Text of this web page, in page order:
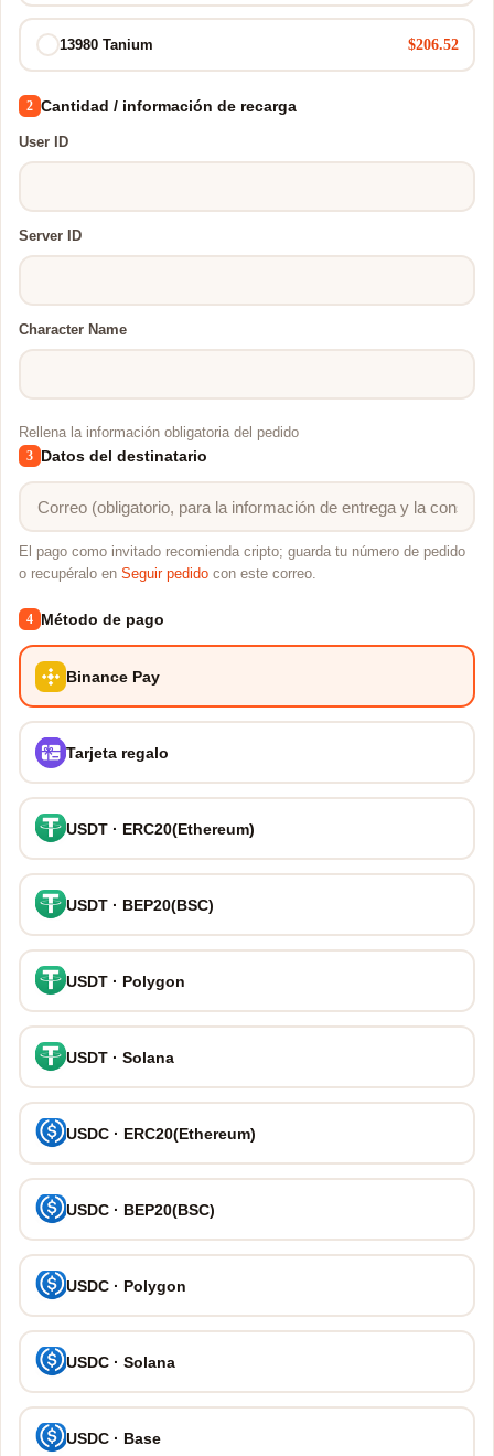
13980 Tanium $206.52
2 Cantidad / información de recarga
User ID
Server ID
Character Name
Rellena la información obligatoria del pedido
3 Datos del destinatario
El pago como invitado recomienda cripto; guarda tu número de pedido
o recupéralo en Seguir pedido con este correo.
4 Método de pago
Binance Pay
Tarjeta regalo
USDT · ERC20(Ethereum)
USDT · BEP20(BSC)
USDT · Polygon
USDT · Solana
USDC · ERC20(Ethereum)
USDC · BEP20(BSC)
USDC · Polygon
USDC · Solana
USDC · Base